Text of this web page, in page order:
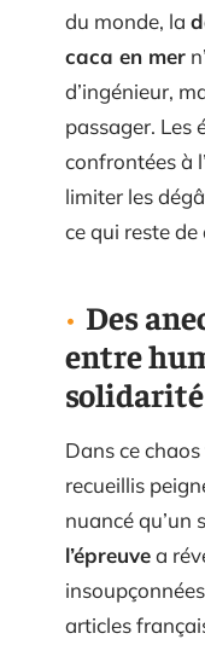
du monde, la
caca en mer
d’ingénieur,
passager. Les
confrontées à
limiter les
ce qui reste
Des
entre
Dans ce
recueillis
nuancé qu’un
l’épreuvea
articles